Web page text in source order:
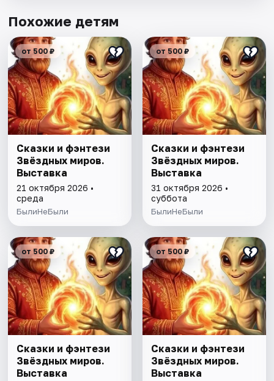
Похожие детям
от 500 ₽
Сказки и фэнтези
Звёздных миров.
Выставка
21 октября 2026 •
среда
БылиНеБыли
от 500 ₽
Сказки и фэнтези
Звёздных миров.
Выставка
31 октября 2026 •
суббота
БылиНеБыли
от 500 ₽
Сказки и фэнтези
Звёздных миров.
Выставка
от 500 ₽
Сказки и фэнтези
Звёздных миров.
Выставка